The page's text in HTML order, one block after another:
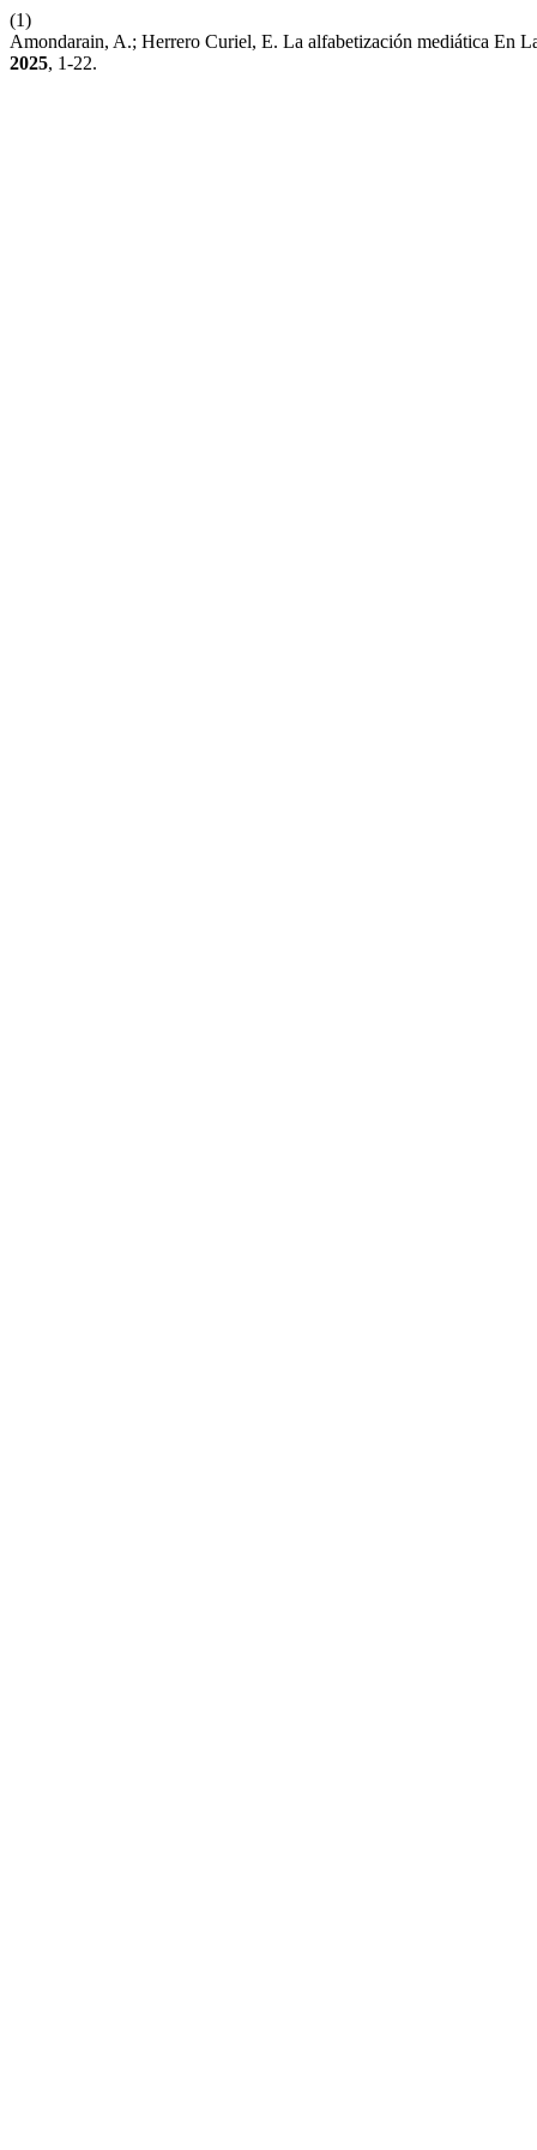
(1)
Amondarain, A.; Herrero Curiel, E. La alfabetización mediática En
2025, 1-22.